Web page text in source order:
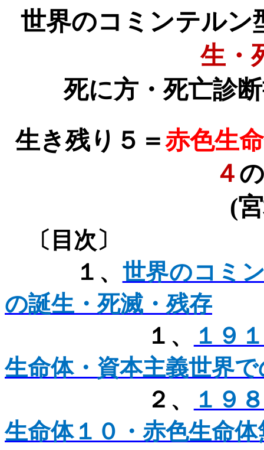
世界のコミンテルン
生・
死に方・死亡診
生き残り５＝赤色生
４
(
〔目次〕
１、 世界のコミ
の誕生・死滅・残存
１、
１９
生命体・資本主義世界で
２、
１９
生命体１０・赤色生命